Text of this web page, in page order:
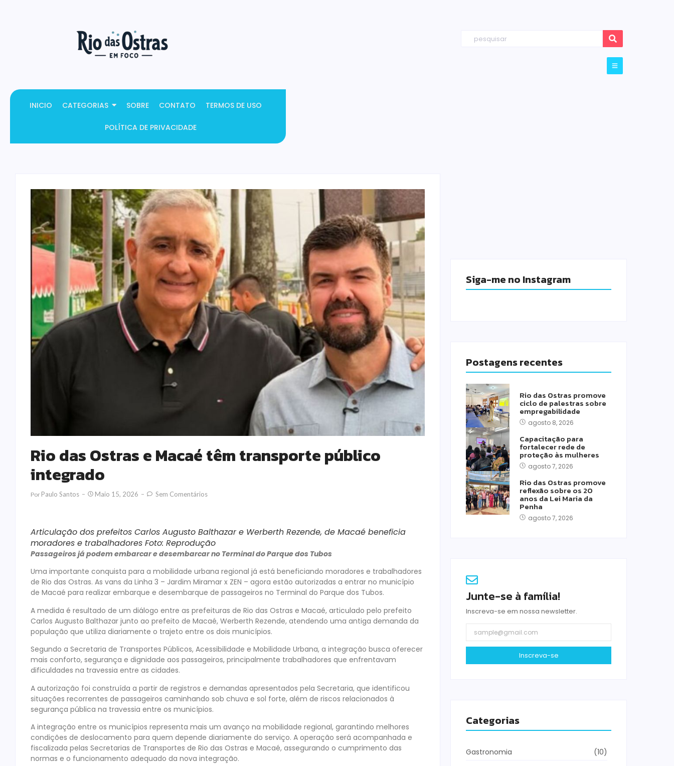
INICIO CATEGORIAS SOBRE CONTATO TERMOS DE USO
POLÍTICA DE PRIVACIDADE
Rio das Ostras e Macaé têm transporte público
integrado
Por Paulo Santos Maio 15, 2026 Sem Comentários
Articulação dos prefeitos Carlos Augusto Balthazar e Werberth Rezende, de Macaé beneficia
moradores e trabalhadores Foto: Reprodução
Passageiros já podem embarcar e desembarcar no Terminal do Parque dos Tubos
Uma importante conquista para a mobilidade urbana regional já está beneficiando moradores e trabalhadores
de Rio das Ostras. As vans da Linha 3 – Jardim Miramar x ZEN – agora estão autorizadas a entrar no município
de Macaé para realizar embarque e desembarque de passageiros no Terminal do Parque dos Tubos.
A medida é resultado de um diálogo entre as prefeituras de Rio das Ostras e Macaé, articulado pelo prefeito
Carlos Augusto Balthazar junto ao prefeito de Macaé, Werberth Rezende, atendendo uma antiga demanda da
população que utiliza diariamente o trajeto entre os dois municípios.
Segundo a Secretaria de Transportes Públicos, Acessibilidade e Mobilidade Urbana, a integração busca oferecer
mais conforto, segurança e dignidade aos passageiros, principalmente trabalhadores que enfrentavam
dificuldades na travessia entre as cidades.
A autorização foi construída a partir de registros e demandas apresentados pela Secretaria, que identificou
situações recorrentes de passageiros caminhando sob chuva e sol forte, além de riscos relacionados à
segurança pública na travessia entre os municípios.
A integração entre os municípios representa mais um avanço na mobilidade regional, garantindo melhores
condições de deslocamento para quem depende diariamente do serviço. A operação será acompanhada e
fiscalizada pelas Secretarias de Transportes de Rio das Ostras e Macaé, assegurando o cumprimento das
normas e o funcionamento adequado da nova integração.
Siga-me no Instagram
Postagens recentes
Rio das Ostras promove
ciclo de palestras sobre
empregabilidade
agosto 8, 2026
Capacitação para
fortalecer rede de
proteção às mulheres
agosto 7, 2026
Rio das Ostras promove
reflexão sobre os 20
anos da Lei Maria da
Penha
agosto 7, 2026
Junte-se à família!
Inscreva-se em nossa newsletter.
Inscreva-se
Categorias
Gastronomia
(10)